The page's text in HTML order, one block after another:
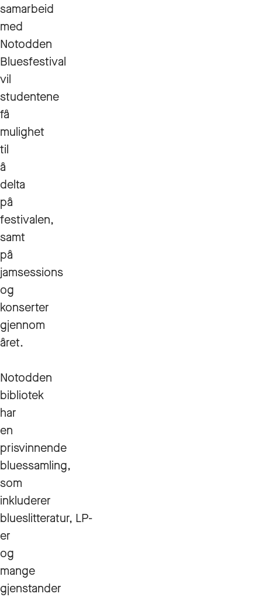
samarbeid
med
Notodden
Bluesfestival
vil
studentene
få
mulighet
til
å
delta
på
festivalen,
samt
på
jamsessions
og
konserter
gjennom
året.
Notodden
bibliotek
har
en
prisvinnende
bluessamling,
som
inkluderer
blueslitteratur, LP-
er
og
mange
gjenstander